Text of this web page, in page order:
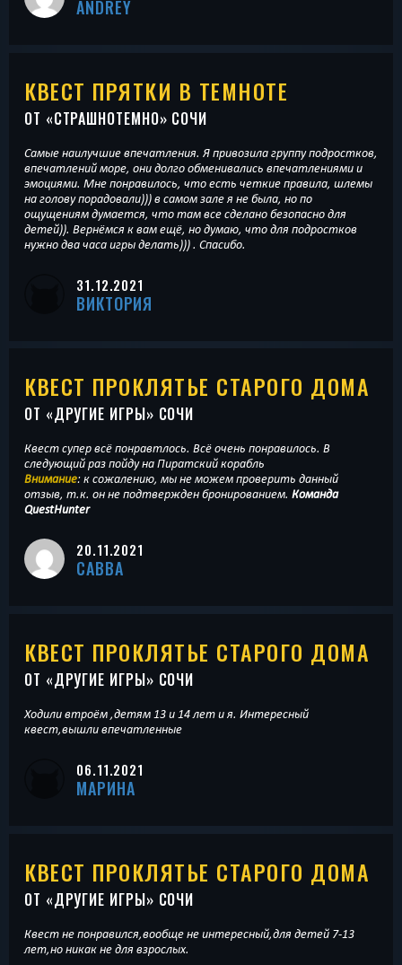
ANDREY
КВЕСТ ПРЯТКИ В ТЕМНОТЕ
ОТ «СТРАШНОТЕМНО» СОЧИ
Самые наилучшие впечатления. Я привозила группу подростков,
впечатлений море, они долго обменивались впечатлениями и
эмоциями. Мне понравилось, что есть четкие правила, шлемы
на голову порадовали))) в самом зале я не была, но по
ощущениям думается, что там все сделано безопасно для
детей)). Вернёмся к вам ещё, но думаю, что для подростков
нужно два часа игры делать))) . Спасибо.
31.12.2021
ВИКТОРИЯ
КВЕСТ ПРОКЛЯТЬЕ СТАРОГО ДОМА
ОТ «ДРУГИЕ ИГРЫ» СОЧИ
Квест супер всё понравтлось. Всё очень понравилось. В
следующий раз пойду на Пиратский корабль
Внимание: к сожалению, мы не можем проверить данный
отзыв, т.к. он не подтвержден бронированием. Команда
QuestHunter
20.11.2021
САВВА
КВЕСТ ПРОКЛЯТЬЕ СТАРОГО ДОМА
ОТ «ДРУГИЕ ИГРЫ» СОЧИ
Ходили втроём ,детям 13 и 14 лет и я. Интересный
квест,вышли впечатленные
06.11.2021
МАРИНА
КВЕСТ ПРОКЛЯТЬЕ СТАРОГО ДОМА
ОТ «ДРУГИЕ ИГРЫ» СОЧИ
Квест не понравился,вообще не интересный,для детей 7-13
лет,но никак не для взрослых.